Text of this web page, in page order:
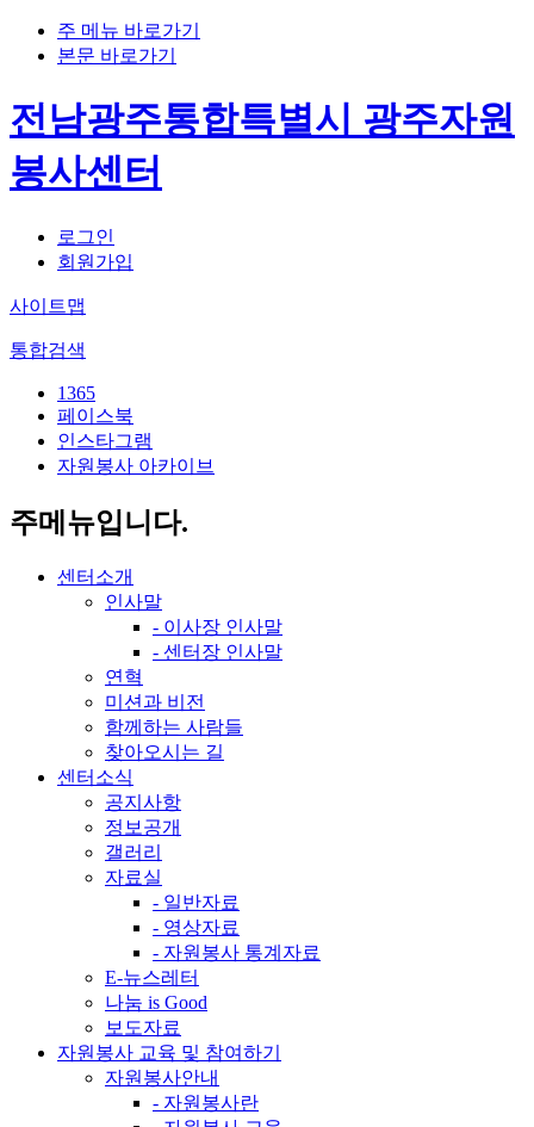
주 메뉴 바로가기
본문 바로가기
전남광주통합특별시 광주자원
봉사센터
로그인
회원가입
사이트맵
통합검색
1365
페이스북
인스타그램
자원봉사 아카이브
주메뉴입니다.
센터소개
인사말
- 이사장 인사말
- 센터장 인사말
연혁
미션과 비전
함께하는 사람들
찾아오시는 길
센터소식
공지사항
정보공개
갤러리
자료실
- 일반자료
- 영상자료
- 자원봉사 통계자료
E-뉴스레터
나눔 is Good
보도자료
자원봉사 교육 및 참여하기
자원봉사안내
- 자원봉사란